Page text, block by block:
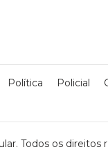
Política Policial
Todos os direitos